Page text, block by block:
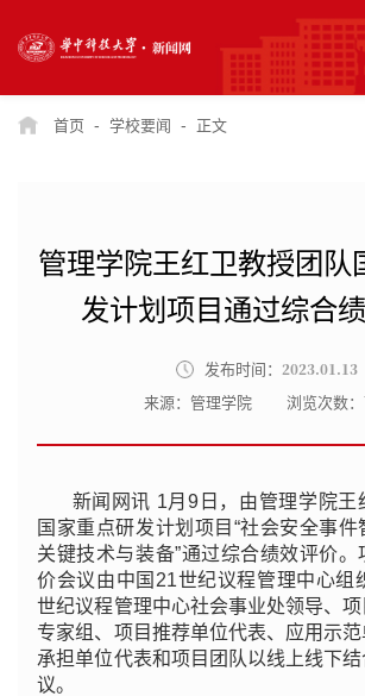
首页 - 学校要闻 - 正文
管理学院王红卫教授团队
发计划项目通过综合
发布时间： 2023.01.13
来源：管理学院 浏览次数：
新闻网讯 1月9日，由管理学院王
国家重点研发计划项目“社会安全事
关键技术与装备”通过综合绩效评价
价会议由中国21世纪议程管理中心组
世纪议程管理中心社会事业处领导、
专家组、项目推荐单位代表、应用示
承担单位代表和项目团队以线上线下
议。